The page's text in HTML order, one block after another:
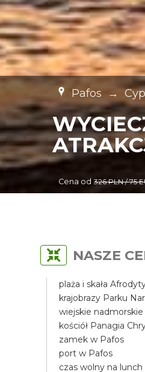
Pafos →
Cena od 326 PLN / 75
NASZE
plaża i skała
krajobrazy Parku
wiejskie nadmorskie
kościół Panagia
zamek w Pafos
port w Pafos
czas wolny na